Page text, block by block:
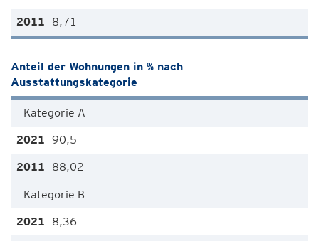
8,71
Anteil der Wohnungen in % nach
Ausstattungskategorie
Kategorie A
90,5
88,02
Kategorie B
8,36